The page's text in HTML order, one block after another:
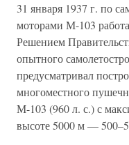
31 января 1937 г. по
моторами М-103
Решением
опытного
предусматривал
многоместного
М-103 (960 л. с.) с
высоте 5000 м —